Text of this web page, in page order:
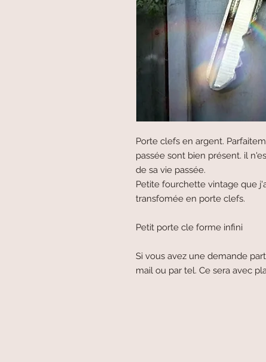
Porte clefs en argent.
passée sont bien présent. il
de sa vie passée.
Petite fourchette vintage que
transfomée en porte clefs.
Petit porte cle forme infini
Si vous avez une demande
mail ou par tel. Ce sera avec